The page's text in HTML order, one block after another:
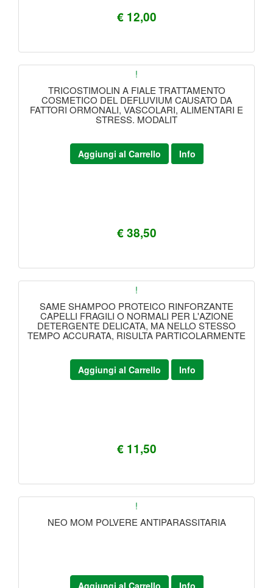
€ 12,00
!
TRICOSTIMOLIN A FIALE TRATTAMENTO
COSMETICO DEL DEFLUVIUM CAUSATO DA
FATTORI ORMONALI, VASCOLARI, ALIMENTARI E
STRESS. MODALIT
€ 38,50
Aggiungi al Carrello Info
!
SAME SHAMPOO PROTEICO RINFORZANTE
CAPELLI FRAGILI O NORMALI PER L'AZIONE
DETERGENTE DELICATA, MA NELLO STESSO
TEMPO ACCURATA, RISULTA PARTICOLARMENTE
€ 11,50
Aggiungi al Carrello Info
!
NEO MOM POLVERE ANTIPARASSITARIA
Aggiungi al Carrello Info